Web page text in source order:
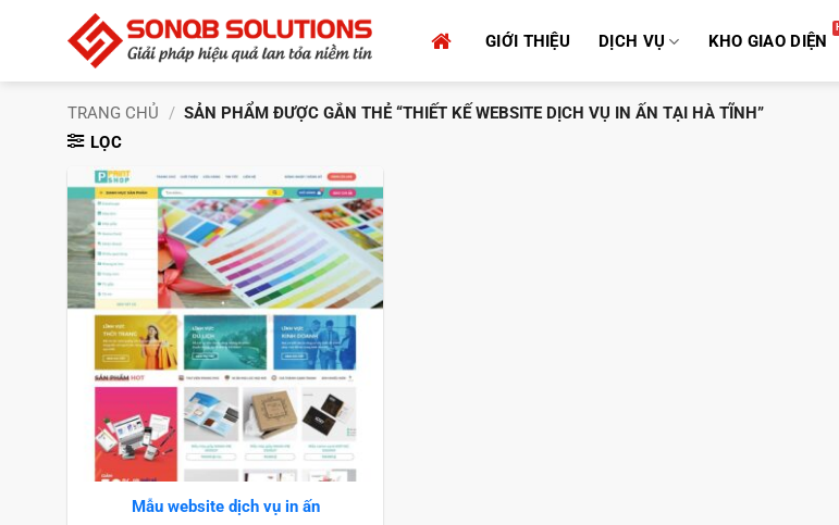
GIỚI THIỆU DỊCH VỤ KHO GIAO DIỆN
TRANG CHỦ / SẢN PHẨM ĐƯỢC GẮN THẺ “THIẾT KẾ WEBSITE DỊCH VỤ IN ẤN TẠI HÀ TĨNH”
LỌC
Mẫu website dịch vụ in ấn